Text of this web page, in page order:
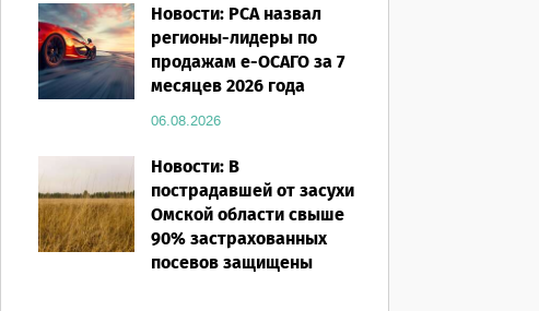
Новости: РСА назвал
регионы-лидеры по
продажам е-ОСАГО за 7
месяцев 2026 года
06.08.2026
Новости: В
пострадавшей от засухи
Омской области свыше
90% застрахованных
посевов защищены